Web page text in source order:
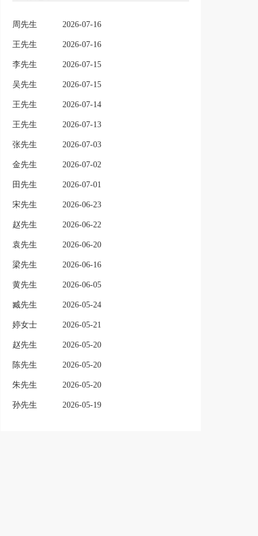
周先生 2026-07-16
王先生 2026-07-16
李先生 2026-07-15
吴先生 2026-07-15
王先生 2026-07-14
王先生 2026-07-13
张先生 2026-07-03
金先生 2026-07-02
田先生 2026-07-01
宋先生 2026-06-23
赵先生 2026-06-22
袁先生 2026-06-20
梁先生 2026-06-16
黄先生 2026-06-05
臧先生 2026-05-24
婷女士 2026-05-21
赵先生 2026-05-20
陈先生 2026-05-20
朱先生 2026-05-20
孙先生 2026-05-19